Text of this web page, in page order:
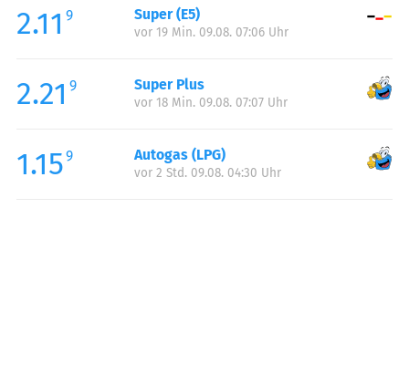
2.11 9 Super (E5)
vor 19 Min. 09.08. 07:06 Uhr
2.21 9 Super Plus
vor 18 Min. 09.08. 07:07 Uhr
1.159 Autogas (LPG)
vor 2 Std. 09.08. 04:30 Uhr